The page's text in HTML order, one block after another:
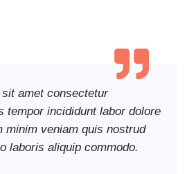
amet consectetur
tempor incididunt labor dolore
minim veniam quis nostrud
laboris aliquip commodo.